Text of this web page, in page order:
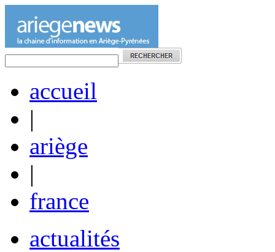
accueil
|
ariège
|
france
actualités